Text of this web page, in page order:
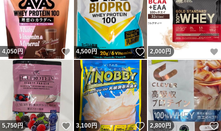
4,050円 いいね！
4,500円 いいね！
2,000 円
5,750円 いいね！
3,100円 いいね！
2,800円